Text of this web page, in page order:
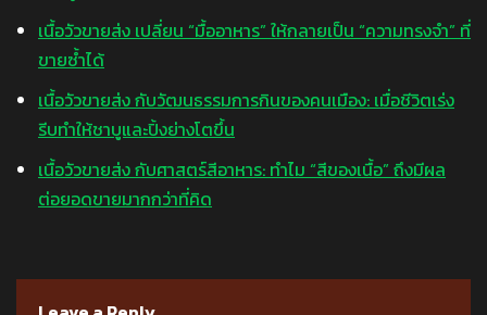
เนื้อวัวขายส่ง เปลี่ยน “มื้ออาหาร” ให้กลายเป็น “ความทรงจำ” ที่
ขายซ้ำได้
เนื้อวัวขายส่ง กับวัฒนธรรมการกินของคนเมือง: เมื่อชีวิตเร่ง
รีบทำให้ชาบูและปิ้งย่างโตขึ้น
เนื้อวัวขายส่ง กับศาสตร์สีอาหาร: ทำไม “สีของเนื้อ” ถึงมีผล
ต่อยอดขายมากกว่าที่คิด